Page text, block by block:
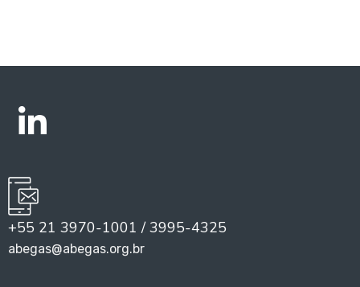
+55 21 3970-1001 / 3995-4325
abegas@abegas.org.br